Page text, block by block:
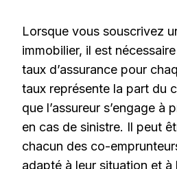
Lorsque vous souscrivez
immobilier, il est
taux d’assurance pour
taux représente la part du
que l’assureur s’engage à
en cas de sinistre. Il peut
chacun des co-
adapté à leur situation et à